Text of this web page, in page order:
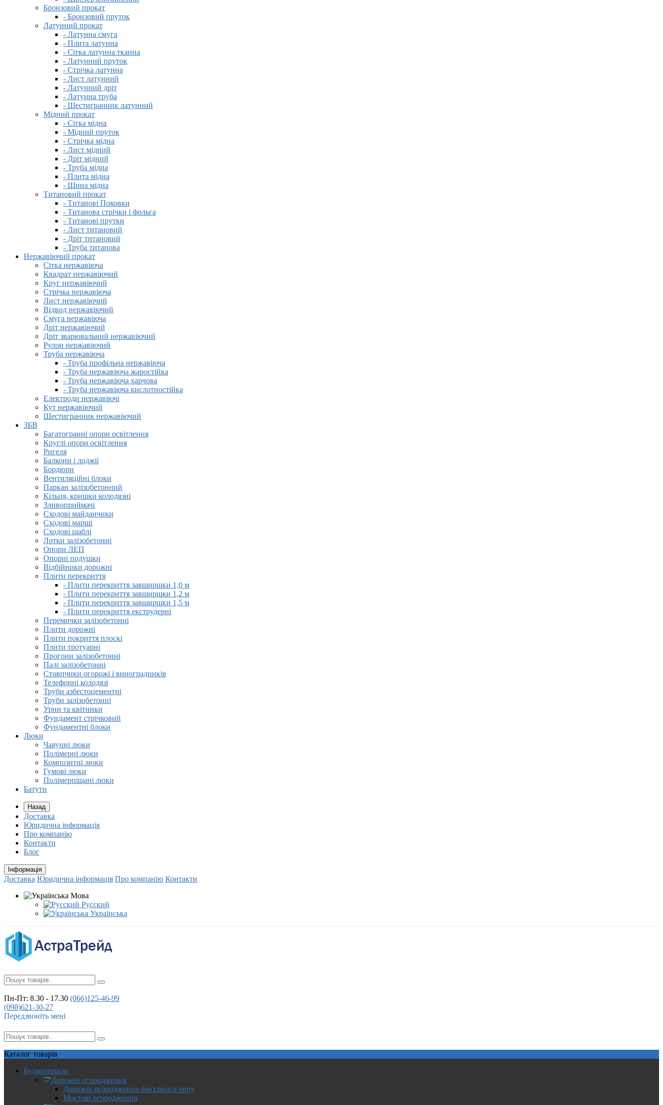
Бронзовий прокат
- Бронзовий пруток
Латунний прокат
- Латунна смуга
- Плита латунна
- Сітка латунна тканна
- Латунний пруток
- Стрічка латунна
- Лист латунний
- Латунний дріт
- Латунна труба
- Шестигранник латунний
Мідний прокат
- Сітка мідна
- Мідний пруток
- Стрічка мідна
- Лист мідний
- Дріт мідний
- Труба мідна
- Плита мідна
- Шина мідна
Титановий прокат
- Титанові Поковки
- Титанова стрічки і фольга
- Титанові прутки
- Лист титановий
- Дріт титановий
- Труба титанова
Нержавіючий прокат
Сітка нержавіюча
Квадрат нержавіючий
Круг нержавіючий
Стрічка нержавіюча
Лист нержавіючий
Відвод нержавіючий
Смуга нержавіюча
Дріт нержавіючий
Дріт зварювальний нержавіючий
Рулон нержавіючий
Труба нержавіюча
- Труба профільна нержавіюча
- Труба нержавіюча жаростійка
- Труба нержавіюча харчова
- Труба нержавіюча кислотностійка
Електроди нержавіючі
Кут нержавіючий
Шестигранник нержавіючий
ЗБВ
Багатогранні опори освітлення
Круглі опори освітлення
Ригеля
Балкони і лоджії
Бордюри
Вентиляційні блоки
Паркан залізобетонний
Кільця, кришки колодязні
Зливоприймачі
Сходові майданчики
Сходові марші
Сходові щаблі
Лотки залізобетонні
Опори ЛЕП
Опорні подушки
Відбійники дорожні
Плити перекриття
- Плити перекриття завширшки 1,0 м
- Плити перекриття завширшки 1,2 м
- Плити перекриття завширшки 1,5 м
- Плити перекриття екструдерні
Перемички залізобетонні
Плити дорожні
Плити покриття плоскі
Плити тротуарні
Прогони залізобетонні
Палі залізобетонні
Стовпчики огорожі і виноградників
Телефонні колодязі
Труби азбестоцементні
Труби залізобетонні
Урни та квітники
Фундамент стрічковий
Фундаментні блоки
Люки
Чавунні люки
Полімерні люки
Композитні люки
Гумові люки
Полімерпіщані люки
Батути
Назад
Доставка
Юридична інформація
Про компанію
Контакти
Блог
Інформація
Доставка Юридична інформація Про компанію Контакти
Мова
Русский
Українська
Пн-Пт: 8.30 - 17.30 (066)125-46-99
(098)621-30-27
Передзвоніть мені
Каталог товарів
Будматеріали
Дорожні огородження
Дорожні огородження бар'єрного типу
Мостові огородження